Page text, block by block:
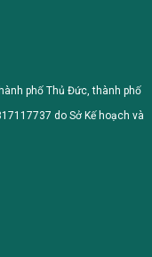
phố Thủ Đức, thành phố
do Sở Kế hoạch và